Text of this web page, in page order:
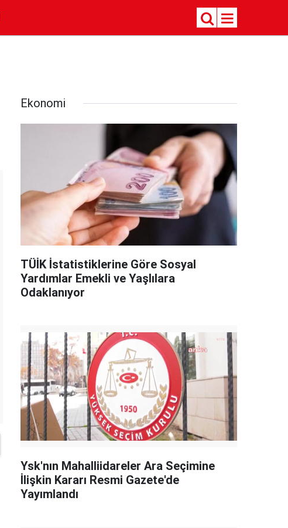
Ekonomi
TÜİK İstatistiklerine Göre Sosyal
Yardımlar Emekli ve Yaşlılara
Odaklanıyor
Ysk'nın Mahalliidareler Ara Seçimine
İlişkin Kararı Resmi Gazete'de
Yayımlandı